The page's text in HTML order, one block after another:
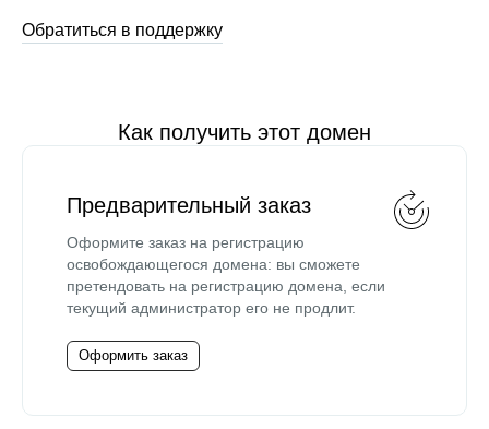
Обратиться в поддержку
Как получить этот домен
Предварительный заказ
Оформите заказ на регистрацию
освобождающегося домена: вы сможете
претендовать на регистрацию домена, если
текущий администратор его не продлит.
Оформить заказ